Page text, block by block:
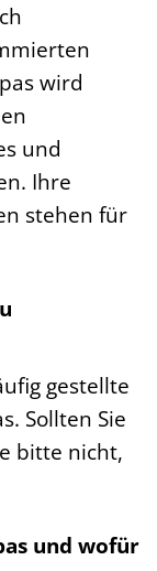
wird
und
Ihre
stehen für
gestellte
Sollten Sie
bitte nicht,
und wofür